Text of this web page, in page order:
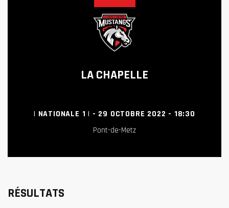
LA CHAPELLE
| NATIONALE 1 | - 29 OCTOBRE 2022 - 18:30
Pont-de-Metz
RÉSULTATS